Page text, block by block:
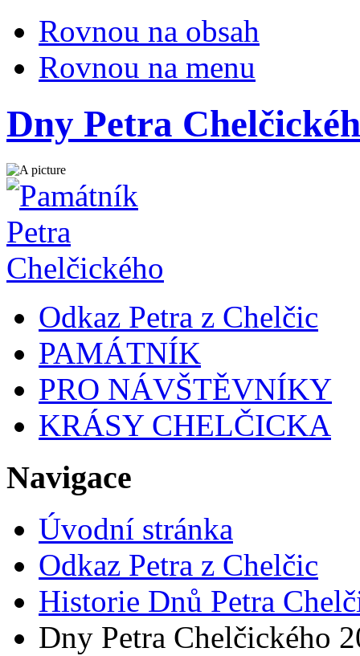
Rovnou na obsah
Rovnou na menu
Dny Petra
Odkaz Petra z Chelčic
PAMÁTNÍK
PRO NÁVŠTĚVNÍKY
KRÁSY CHELČICKA
Navigace
Úvodní stránka
Odkaz Petra z Chelčic
Historie Dnů Petra
Dny Petra Chelčického